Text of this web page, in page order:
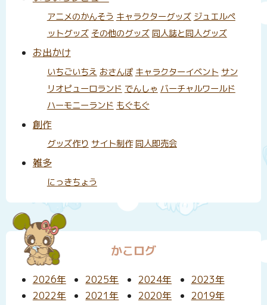
アニメのかんそう キャラクターグッズ ジュエルペ
ットグッズ その他のグッズ 同人誌と同人グッズ
お出かけ
いちごいちえ おさんぽ キャラクターイベント サン
リオピューロランド でんしゃ バーチャルワールド
ハーモニーランド もぐもぐ
創作
グッズ作り サイト制作 同人即売会
雑多
にっきちょう
かこログ
2026年 2025年 2024年
2023年
2022年
2021年 2020年
2019年